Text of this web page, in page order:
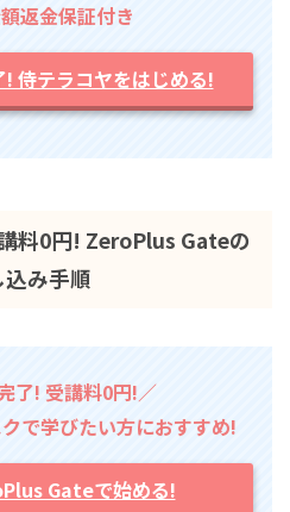
返金保証付き
侍テラコヤをはじめる!
料0円! ZeroPlus Gateの
み手順
了! 受講料0円!／
で学びたい方におすすめ!
Gateで始める!